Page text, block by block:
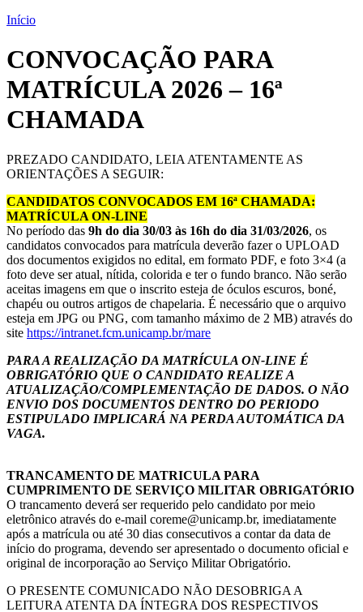
Início
CONVOCAÇÃO PARA
MATRÍCULA 2026 – 16ª
CHAMADA
PREZADO CANDIDATO, LEIA ATENTAMENTE AS
ORIENTAÇÕES A SEGUIR:
CANDIDATOS CONVOCADOS EM 16ª CHAMADA:
MATRÍCULA ON-LINE
No período das 9h do dia 30/03 às 16h do dia 31/03/2026, os
candidatos convocados para matrícula deverão fazer o UPLOAD
dos documentos exigidos no edital, em formato PDF, e foto 3×4 (a
foto deve ser atual, nítida, colorida e ter o fundo branco. Não serão
aceitas imagens em que o inscrito esteja de óculos escuros, boné,
chapéu ou outros artigos de chapelaria. É necessário que o arquivo
esteja em JPG ou PNG, com tamanho máximo de 2 MB) através do
site https://intranet.fcm.unicamp.br/mare
PARA A REALIZAÇÃO DA MATRÍCULA ON-LINE É
OBRIGATÓRIO QUE O CANDIDATO REALIZE A
ATUALIZAÇÃO/COMPLEMENTAÇÃO DE DADOS. O NÃO
ENVIO DOS DOCUMENTOS DENTRO DO PERIODO
ESTIPULADO IMPLICARÁ NA PERDA AUTOMÁTICA DA
VAGA.
TRANCAMENTO DE MATRICULA PARA
CUMPRIMENTO DE SERVIÇO MILITAR OBRIGATÓRIO
O trancamento deverá ser requerido pelo candidato por meio
eletrônico através do e-mail coreme@unicamp.br, imediatamente
após a matrícula ou até 30 dias consecutivos a contar da data de
início do programa, devendo ser apresentado o documento oficial e
original de incorporação ao Serviço Militar Obrigatório.
O PRESENTE COMUNICADO NÃO DESOBRIGA A
LEITURA ATENTA DA ÍNTEGRA DOS RESPECTIVOS